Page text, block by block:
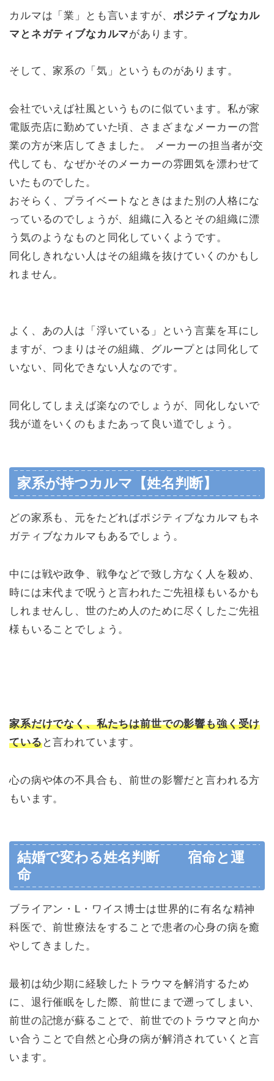
カルマは「業」とも言いますが、 ポジティブなカル
マとネガティブなカルマがあります。
そして、家系の「気」というものがあります。
会社でいえば社風というものに似ています。私が家
電販売店に勤めていた頃、さまざまなメーカーの営
業の方が来店してきました。 メーカーの担当者が交
代しても、なぜかそのメーカーの雰囲気を漂わせて
いたものでした。
おそらく、プライベートなときはまた別の人格にな
っているのでしょうが、組織に入るとその組織に漂
う気のようなものと同化していくようです。
同化しきれない人はその組織を抜けていくのかもし
れません。
よく、あの人は「浮いている」という言葉を耳にし
ますが、つまりはその組織、グループとは同化して
いない、同化できない人なのです。
同化してしまえば楽なのでしょうが、同化しないで
我が道をいくのもまたあって良い道でしょう。
家系が持つカルマ【姓名判断】
どの家系も、元をたどればポジティブなカルマもネ
ガティブなカルマもあるでしょう。
中には戦や政争、戦争などで致し方なく人を殺め、
時には末代まで呪うと言われたご先祖様もいるかも
しれませんし、世のため人のために尽くしたご先祖
様もいることでしょう。
家系だけでなく、私たちは前世での影響も強く受け
ていると言われています。
心の病や体の不具合も、前世の影響だと言われる方
もいます。
結婚で変わる姓名判断 宿命と運
命
ブライアン・L・ワイス博士は世界的に有名な精神
科医で、前世療法をすることで患者の心身の病を癒
やしてきました。
最初は幼少期に経験したトラウマを解消するため
に、退行催眠をした際、前世にまで遡ってしまい、
前世の記憶が蘇ることで、前世でのトラウマと向か
い合うことで自然と心身の病が解消されていくと言
います。